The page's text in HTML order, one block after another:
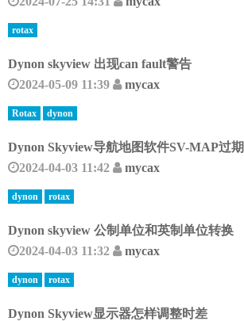
rotax
Dynon skyview 出现can fault警告
2024-05-09 11:39
mycax
Rotax dynon
Dynon Skyview导航地图软件SV-MAP过期
2024-04-03 11:42
mycax
dynon rotax
Dynon skyview 公制单位和英制单位转换
2024-04-03 11:32
mycax
dynon rotax
Dynon Skyview显示器怎样调整时差